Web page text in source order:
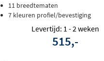
11 breedtematen
7 kleuren profiel/bevestiging
Levertijd: 1 - 2 weken
515,-